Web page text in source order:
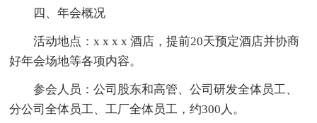
四、年会概况
活动地点：x x x x 酒店，提前20天预定酒店并协商
好年会场地等各项内容。
参会人员：公司股东和高管、公司研发全体员工、
分公司全体员工、工厂全体员工，约300人。